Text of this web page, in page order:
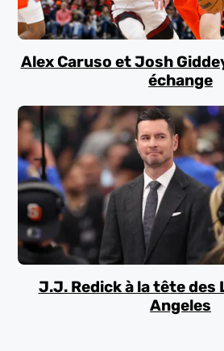
Alex Caruso et Josh
échange
J.J. Redick à la tête des
Angeles